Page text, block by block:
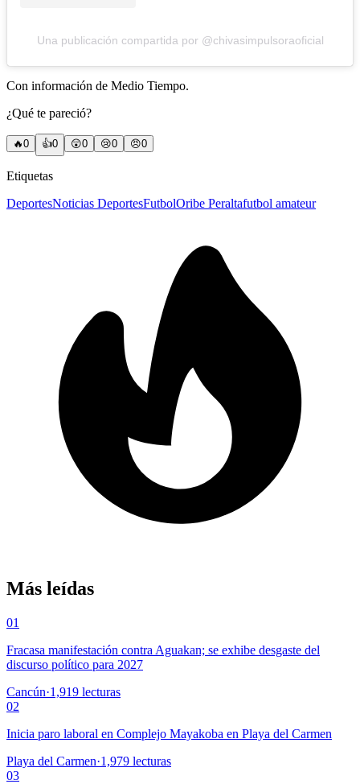
Una publicación compartida por @chivasimpulsoraoficial
Con información de Medio Tiempo.
¿Qué te pareció?
🔥0 👍0 😲0 😢0 😠0
Etiquetas
DeportesNoticias DeportesFutbolOribe Peraltafutbol amateur
Más leídas
01
Fracasa manifestación contra Aguakan; se exhibe desgaste del
discurso político para 2027
Cancún·1,919 lecturas
02
Inicia paro laboral en Complejo Mayakoba en Playa del Carmen
Playa del Carmen·1,979 lecturas
03